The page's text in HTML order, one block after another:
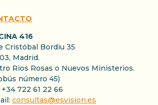
416
Cristóbal Bordiu 35
Madrid.
Rios Rosas o Nuevos Ministerios.
número 45)
+34 722 61 22 66
consultas@esvision.es